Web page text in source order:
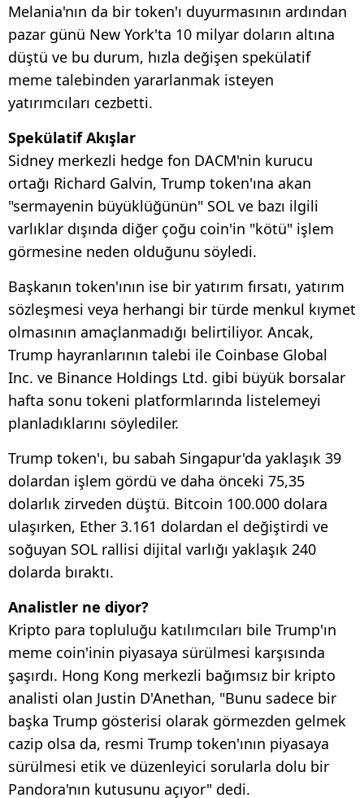
Melania'nın da bir token'ı duyurmasının ardından
pazar günü New York'ta 10 milyar doların altına
düştü ve bu durum, hızla değişen spekülatif
meme talebinden yararlanmak isteyen
yatırımcıları cezbetti.
Spekülatif Akışlar
Sidney merkezli hedge fon DACM'nin kurucu
ortağı Richard Galvin, Trump token'ına akan
"sermayenin büyüklüğünün" SOL ve bazı ilgili
varlıklar dışında diğer çoğu coin'in "kötü" işlem
görmesine neden olduğunu söyledi.
Başkanın token'ının ise bir yatırım fırsatı, yatırım
sözleşmesi veya herhangi bir türde menkul kıymet
olmasının amaçlanmadığı belirtiliyor. Ancak,
Trump hayranlarının talebi ile Coinbase Global
Inc. ve Binance Holdings Ltd. gibi büyük borsalar
hafta sonu tokeni platformlarında listelemeyi
planladıklarını söylediler.
Trump token'ı, bu sabah Singapur'da yaklaşık 39
dolardan işlem gördü ve daha önceki 75,35
dolarlık zirveden düştü. Bitcoin 100.000 dolara
ulaşırken, Ether 3.161 dolardan el değiştirdi ve
soğuyan SOL rallisi dijital varlığı yaklaşık 240
dolarda bıraktı.
Analistler ne diyor?
Kripto para topluluğu katılımcıları bile Trump'ın
meme coin'inin piyasaya sürülmesi karşısında
şaşırdı. Hong Kong merkezli bağımsız bir kripto
analisti olan Justin D'Anethan, "Bunu sadece bir
başka Trump gösterisi olarak görmezden gelmek
cazip olsa da, resmi Trump token'ının piyasaya
sürülmesi etik ve düzenleyici sorularla dolu bir
Pandora'nın kutusunu açıyor" dedi.